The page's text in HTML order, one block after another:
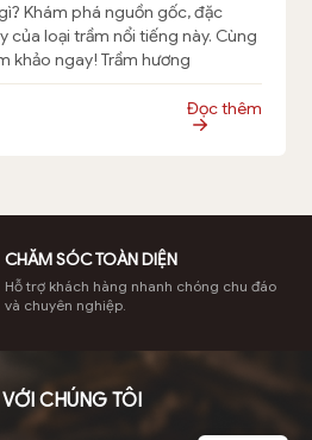
Khám phá nguồn gốc, đặc
của loại trầm nổi tiếng này. Cùng
khảo ngay! Trầm hương
Indo, là một trong những loại
nhất trên thế giới nhờ […]Đọc thêm
CHĂM SÓC TOÀN DIỆN
Hỗ trợ khách hàng nhanh chóng chu đáo
và chuyên nghiệp.
CHÚNG TÔI